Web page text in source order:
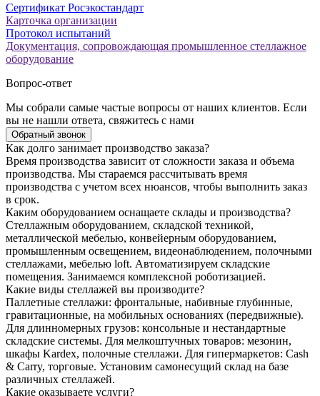
Сертификат Росэкостандарт
Карточка организации
Протокол испытаний
Документация, сопровождающая промышленное стеллажное
оборудование
Вопрос-ответ
Мы собрали самые частые вопросы от наших клиентов. Если
вы не нашли ответа, свяжитесь с нами
Обратный звонок
Как долго занимает производство заказа?
Время производства зависит от сложности заказа и объема
производства. Мы стараемся рассчитывать время
производства с учетом всех нюансов, чтобы выполнить заказ
в срок.
Каким оборудованием оснащаете склады и производства?
Стеллажным оборудованием, складской техникой,
металлической мебелью, конвейерным оборудованием,
промышленным освещением, видеонаблюдением, полочными
стеллажами, мебелью loft. Автоматизируем складские
помещения. Занимаемся комплексной роботизацией.
Какие виды стеллажей вы производите?
Паллетные стеллажи: фронтальные, набивные глубинные,
гравитационные, на мобильных основаниях (передвижные).
Для длинномерных грузов: консольные и нестандартные
складские системы. Для мелкоштучных товаров: мезонин,
шкафы Kardex, полочные стеллажи. Для гипермаркетов: Cash
& Carry, торговые. Установим самонесущий склад на базе
различных стеллажей.
Какие оказываете услуги?